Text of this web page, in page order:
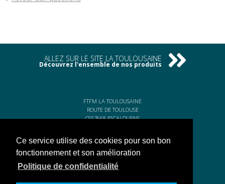
Ce service utilise des cookies pour son bon
fonctionnement et son amélioration
Politique de confidentialité
FTFM LA TOULOUSAINE
ROUTE DE TOULOUSE
CS57668 ESCALQUENS
Tél. 05 61 75 31 00
Fax. 05 61 75 31 11
ALLEZ SUR LE SITE LA TOULOUSAINE
Découvrez l'ensemble de nos produits